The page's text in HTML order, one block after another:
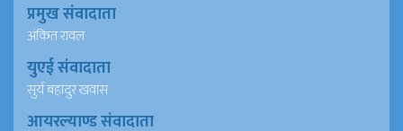
प्रमुख संवादाता
अंकित रावल
युएई संवादाता
सुर्य बहादुर खवास
आयरल्याण्ड संवादाता